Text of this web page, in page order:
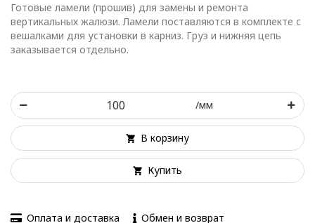
Готовые ламели (прошив) для замены и ремонта
вертикальных жалюзи. Ламели поставляются в комплекте с
вешалками для установки в карниз. Груз и нижняя цепь
заказывается отдельно.
/мм
В корзину
Купить
Оплата и доставка Обмен и возврат